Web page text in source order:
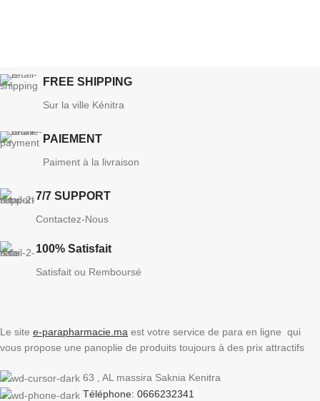
FREE SHIPPING
Sur la ville Kénitra
PAIEMENT
Paiment à la livraison
7/7 SUPPORT
Contactez-Nous
100% Satisfait
Satisfait ou Remboursé
Le site e-parapharmacie.ma est votre service de para en ligne qui
vous propose une panoplie de produits toujours à des prix attractifs
63 , AL massira Saknia Kenitra
Téléphone: 0666232341